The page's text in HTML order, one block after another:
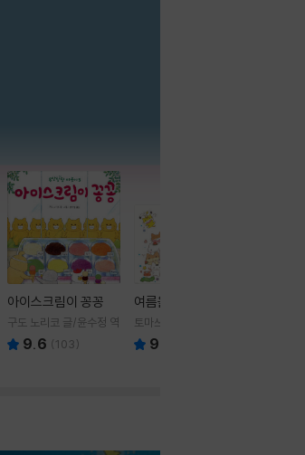
아이스크림이 꽁꽁
구도 노리코 글/윤수정 역
9.6 (103)
여름을 부탁해
토마쓰리 글그림
9.8